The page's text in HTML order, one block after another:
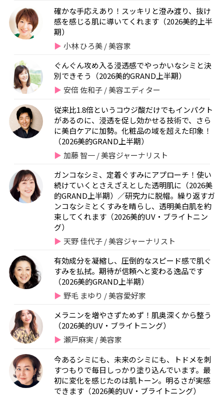
確かな手応えあり！スッキリと澄み渡り、抜け
感を感じる肌に導いてくれます（2026美的上半
期）
小林 ひろ美 / 美容家
ぐんぐん攻め入る浸透感でやっかいなシミと決
別できそう（2026美的GRAND上半期）
安倍 佐和子 / 美容エディター
従来比1.8倍というコウジ酸だけでもインパクト
があるのに、浸透を促し効かせる技術で、さら
に美白ケアに加勢。化粧品の域を超えた印象！
（2026美的GRAND上半期）
加藤 智一 / 美容ジャーナリスト
ガンコなシミ、定着ぐすみにアプローチ！使い
続けていくとさえざえとした透明肌に（2026美
的GRAND上半期）／研究力に脱帽。繰り返すガ
ンコなシミとくすみを晴らし、透明美白肌を約
束してくれます（2026美的UV・ブライトニン
グ）
天野 佳代子 / 美容ジャーナリスト
有効成分を凝縮し、圧倒的なスピード感で肌ぐ
すみを払拭。期待が信頼へと変わる逸品です
（2026美的GRAND上半期）
野毛 まゆり / 美容愛好家
メラニンを増やさずためず！肌奥深くから整う
（2026美的UV・ブライトニング）
瀬戸麻実 / 美容家
今あるシミにも、未来のシミにも、トドメを刺
すつもりで毎日しっかり塗り込んでいます。最
初に変化を感じたのは肌トーン。明るさが実感
できます（2026美的UV・ブライトニング）